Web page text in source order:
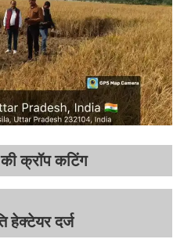
क्रॉप कटिंग
हेक्टेयर दर्ज